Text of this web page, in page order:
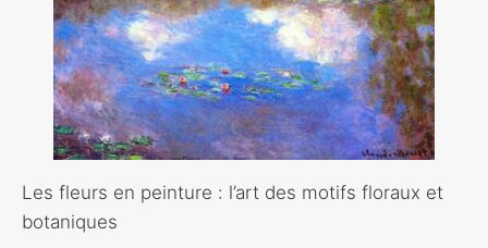
Les fleurs en peinture : l’art des motifs floraux et
botaniques